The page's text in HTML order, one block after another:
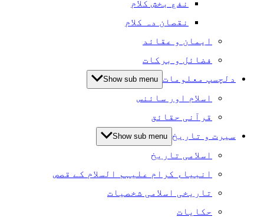
نفع بخش کلام
نقصان دہ کلام
ایمان و عقائد
فضائل و برکات
دلچسپ معلومات Show sub menu
اسلام اور سائنس
قرآنی حقائق
سیرت و تاریخ Show sub menu
اسلامی تاریخ
انبیاء کرام علیہم السلام کے قصص
تاریخی اسلامی شخصیات
حکایات